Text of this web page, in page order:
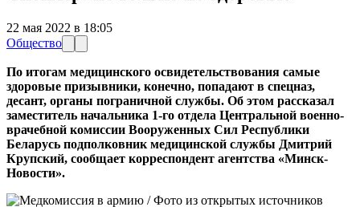
22 мая 2022 в 18:05
Общество
По итогам медицинского освидетельствования самые
здоровые призывники, конечно, попадают в спецназ,
десант, органы пограничной службы. Об этом рассказал
заместитель начальника 1-го отдела Центральной военно-
врачебной комиссии Вооруженных Сил Республики
Беларусь подполковник медицинской службы Дмитрий
Крупский, сообщает корреспондент агентства «Минск-
Новости».